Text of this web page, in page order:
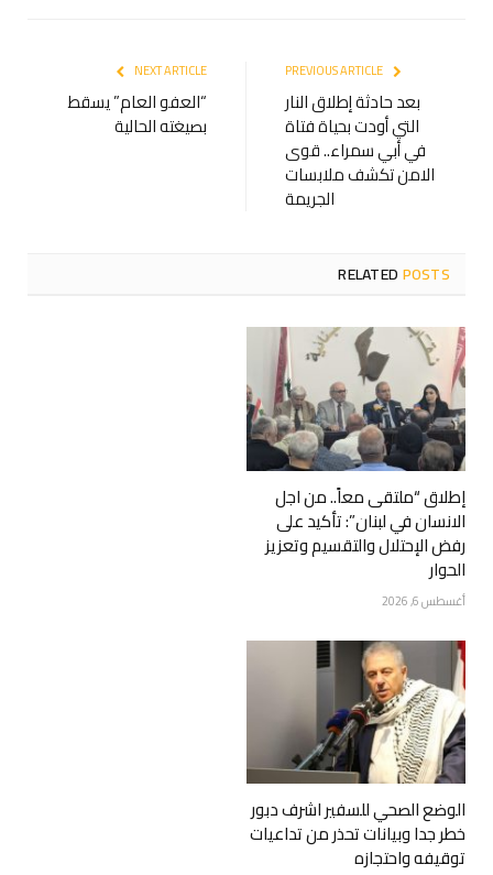
بعد حادثة إطلاق النار
التي أودت بحياة فتاة
في أبي سمراء.. قوى
الامن تكشف ملابسات
الجريمة
NEXT ARTICLE
“العفو العام” يسقط
RELATEDPOSTS
إطلاق “ملتقى معاً.. من اجل
الانسان في لبنان”: تأكيد على
رفض الإحتلال والتقسيم وتعزيز
الحوار
أغسطس 6, 2026
الوضع الصحي للسفير اشرف دبور
خطر جدا وبيانات تحذر من تداعيات
توقيفه واحتجازه